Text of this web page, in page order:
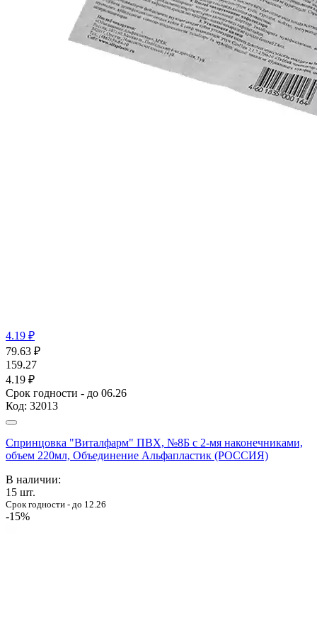
4.19 ₽
79.63 ₽
159.27
4.19 ₽
Срок годности - до 06.26
Код: 32013
Спринцовка "Виталфарм" ПВХ, №8Б с 2-мя наконечниками,
объем 220мл, Объединение Альфапластик (РОССИЯ)
В наличии:
15 шт.
Срок годности - до 12.26
-15%